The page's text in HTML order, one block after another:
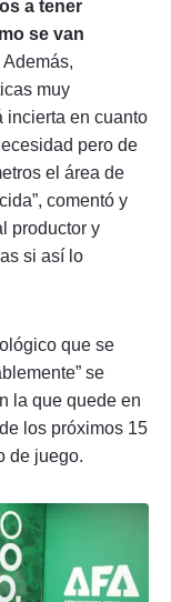
a tener
se van
Además,
muy
incierta en cuanto
pero de
el área de
comentó y
productor y
si así lo
que se
se
la que quede en
los próximos 15
de juego.